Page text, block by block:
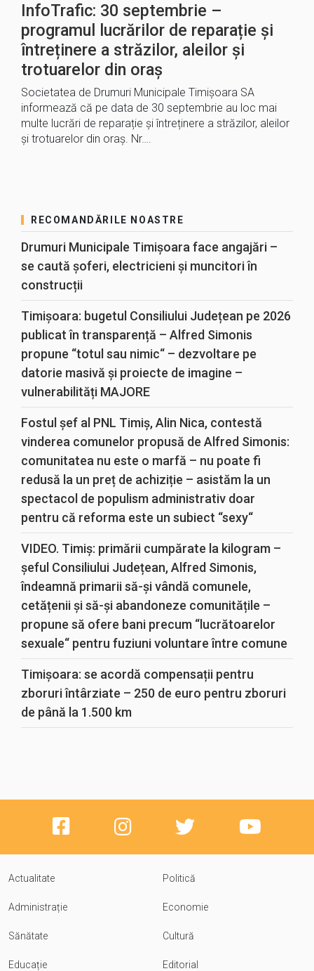
InfoTrafic: 30 septembrie –
programul lucrărilor de reparație și
întreținere a străzilor, aleilor și
trotuarelor din oraș
Societatea de Drumuri Municipale Timișoara SA
informează că pe data de 30 septembrie au loc mai
multe lucrări de reparație și întreținere a străzilor, aleilor
și trotuarelor din oraș. Nr….
RECOMANDĂRILE NOASTRE
Drumuri Municipale Timișoara face angajări –
se caută șoferi, electricieni și muncitori în
construcții
Timișoara: bugetul Consiliului Județean pe 2026
publicat în transparență – Alfred Simonis
propune “totul sau nimic“ – dezvoltare pe
datorie masivă și proiecte de imagine –
vulnerabilități MAJORE
Fostul șef al PNL Timiș, Alin Nica, contestă
vinderea comunelor propusă de Alfred Simonis:
comunitatea nu este o marfă – nu poate fi
redusă la un preț de achiziție – asistăm la un
spectacol de populism administrativ doar
pentru că reforma este un subiect “sexy“
VIDEO. Timiș: primării cumpărate la kilogram –
șeful Consiliului Județean, Alfred Simonis,
îndeamnă primarii să-și vândă comunele,
cetățenii și să-și abandoneze comunitățile –
propune să ofere bani precum “lucrătoarelor
sexuale“ pentru fuziuni voluntare între comune
Timișoara: se acordă compensații pentru
zboruri întârziate – 250 de euro pentru zboruri
de până la 1.500 km
Actualitate Politică
Administrație Economie
Sănătate Cultură
Educație Editorial